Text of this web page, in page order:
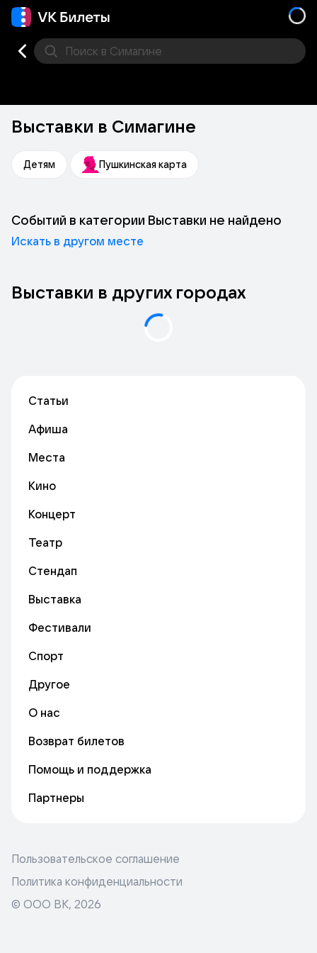
Поиск в Симагине
Выставки в Симагине
Детям Пушкинская карта
Событий в категории Выставки не найдено
Искать в другом месте
Выставки в других городах
Статьи
Афиша
Места
Кино
Концерт
Театр
Стендап
Выставка
Фестивали
Спорт
Другое
О нас
Возврат билетов
Помощь и поддержка
Партнеры
Пользовательское соглашение
Политика конфиденциальности
© ООО ВК, 2026